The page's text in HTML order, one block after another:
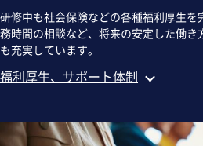
研修中も社会保険などの各種福利厚生
務時間の相談など、将来の安定した働き
も充実しています。
福利厚生、サポート体制